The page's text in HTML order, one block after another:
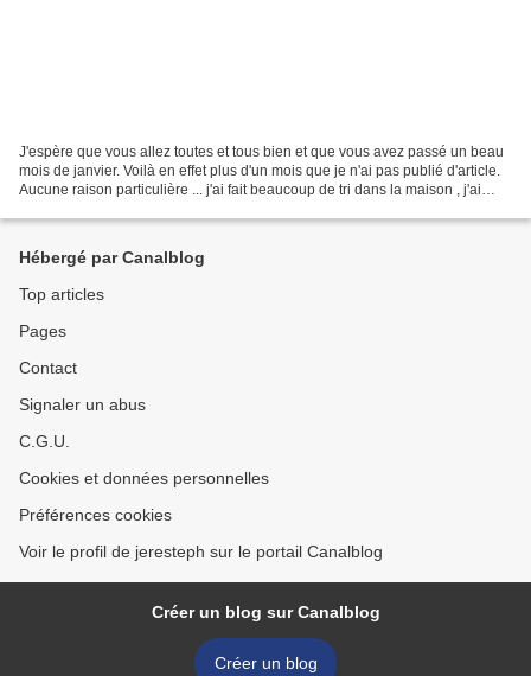
J'espère que vous allez toutes et tous bien et que vous avez passé un beau
mois de janvier. Voilà en effet plus d'un mois que je n'ai pas publié d'article.
Aucune raison particulière ... j'ai fait beaucoup de tri dans la maison , j'ai
Hébergé par Canalblog
Top articles
Pages
Contact
Signaler un abus
C.G.U.
Cookies et données personnelles
Préférences cookies
Voir le profil de jeresteph sur le portail Canalblog
Créer un blog sur Canalblog
Créer un blog